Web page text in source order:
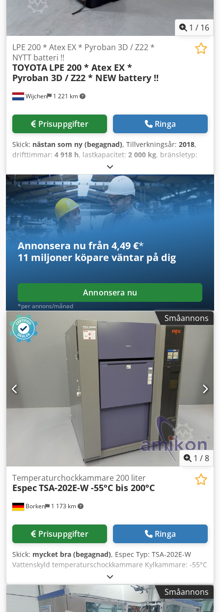
1 / 16
Wijchen 1 221 km
LPE 200 * Atex EX * Pyroban 3D / Z22 *
NYTT batteri !!
TOYOTA LPE 200 * Atex EX *
Pyroban 3D / Z22 * NEW battery !!
Prisuppgifter Ringa
Skick: nästan som ny (begagnad), Tillverkningsår: 2018,
drifttimmar: 4 918 h, lastkapacitet: 2 000 kg, bränsletyp:
, Tillverkare + modell: TOYOTA LPE 200 * EX *
Pyroban 3D / Zon 22 * ID:24090.5905 Kategori: Begagnad
Gafflar: 1150 x 570 mm Kapacitet: 2000 kg Årsmodell: 2018
Dedpfx Aiszq Uhzecokr Drifttimmar: 4918 timmar Batteri:
HELT NYTT * 24V / 344Ah * Årsmodell 2025 Alternativ: * EX
* Atex - Pyroban !!!! Gasgrupp = IIIB Typ = 3D (tillåten i ZON
22) Temperaturklass = T4 (135°C)
Annonsera nu från 4,49 €*
11 miljoner köpare väntar på dig
Annonsera nu
*per annons/månad
Småannons
1 /8
Borken 1 173 km
Temperaturchockkammare 200 liter
EspecTSA-202E-W -55°C bis 200°C
Prisuppgifter Ringa
Skick: mycket bra (begagnad), Espec Typ: TSA-202E-W
Vattenskyld temperaturschockkammare Kylkammare: -55°C
till 0°C Dkodpfx Aezh Htkeicor Värmekammare: +50°C till
200°C System: Tvåzons test genom spjällväxling
Temperaturvariation ±0,5°C Värmekammare:
Uppvärmningstid: Från omgivningstemperatur (20°C) till
Småannons